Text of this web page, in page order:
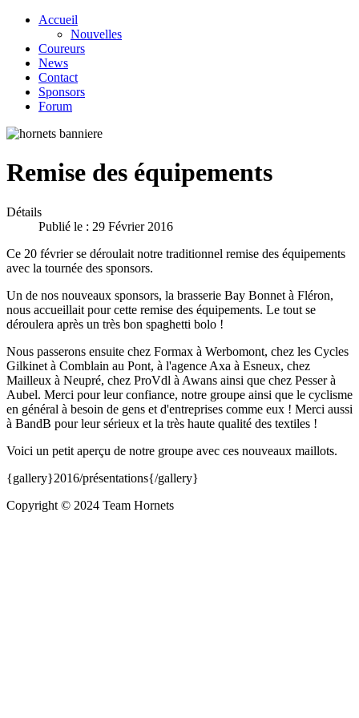
Accueil
Nouvelles
Coureurs
News
Contact
Sponsors
Forum
Remise des équipements
Détails
Publié le : 29 Février 2016
Ce 20 février se déroulait notre traditionnel remise des équipements
avec la tournée des sponsors.
Un de nos nouveaux sponsors, la brasserie Bay Bonnet à Fléron,
nous accueillait pour cette remise des équipements. Le tout se
déroulera après un très bon spaghetti bolo !
Nous passerons ensuite chez Formax à Werbomont, chez les Cycles
Gilkinet à Comblain au Pont, à l'agence Axa à Esneux, chez
Mailleux à Neupré, chez ProVdl à Awans ainsi que chez Pesser à
Aubel. Merci pour leur confiance, notre groupe ainsi que le cyclisme
en général à besoin de gens et d'entreprises comme eux ! Merci aussi
à BandB pour leur sérieux et la très haute qualité des textiles !
Voici un petit aperçu de notre groupe avec ces nouveaux maillots.
{gallery}2016/présentations{/gallery}
Copyright © 2024 Team Hornets